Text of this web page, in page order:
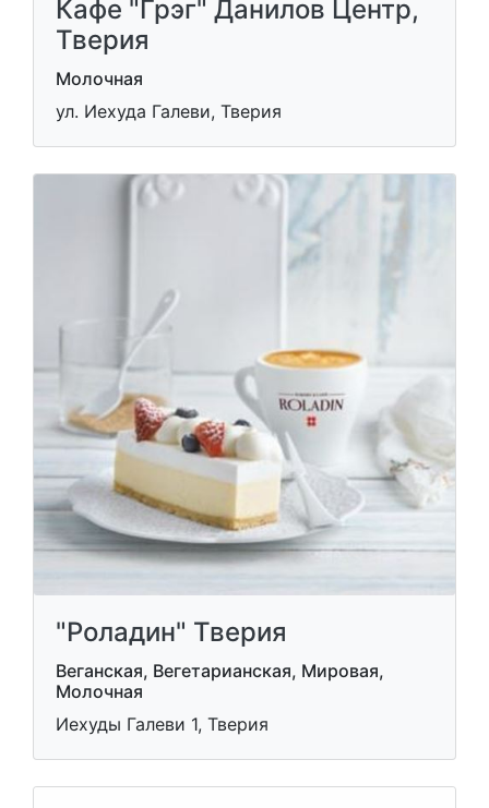
Кафе "Грэг" Данилов Центр,
Тверия
Молочная
ул. Иехуда Галеви, Тверия
"Роладин" Тверия
Веганская, Вегетарианская, Мировая,
Молочная
Иехуды Галеви 1, Тверия